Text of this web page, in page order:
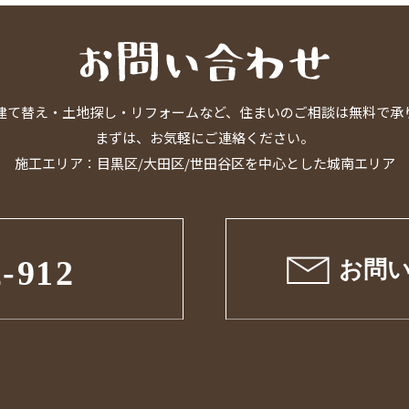
て替え・土地探し・リフォームなど、住まいのご相談は無料で承
まずは、お気軽にご連絡ください。
施工エリア：目黒区/大田区/世田谷区を中心とした城南エリア